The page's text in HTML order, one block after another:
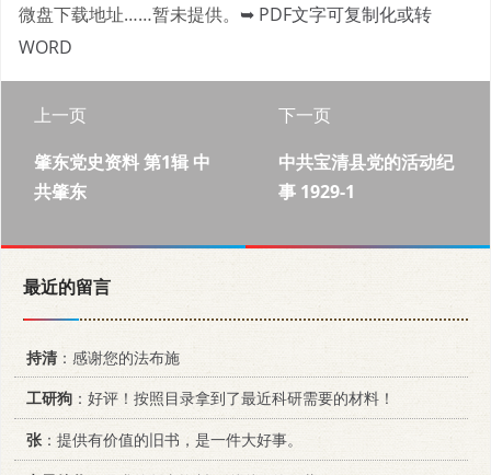
微盘下载地址……暂未提供。 ➥ PDF文字可复制化或转
WORD
上一页
肇东党史资料 第1辑 中
共肇东
下一页
中共宝清县党的活动纪
事 1929-1
最近的留言
持清：感谢您的法布施
工研狗 ：好评！按照目录拿到了最近科研需要的材料！
张：提供有价值的旧书，是一件大好事。